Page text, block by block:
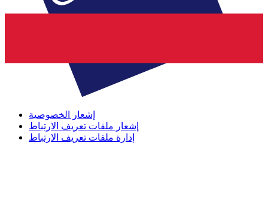
إشعار الخصوصية
إشعار ملفات تعريف الارتباط
إدارة ملفات تعريف الارتباط